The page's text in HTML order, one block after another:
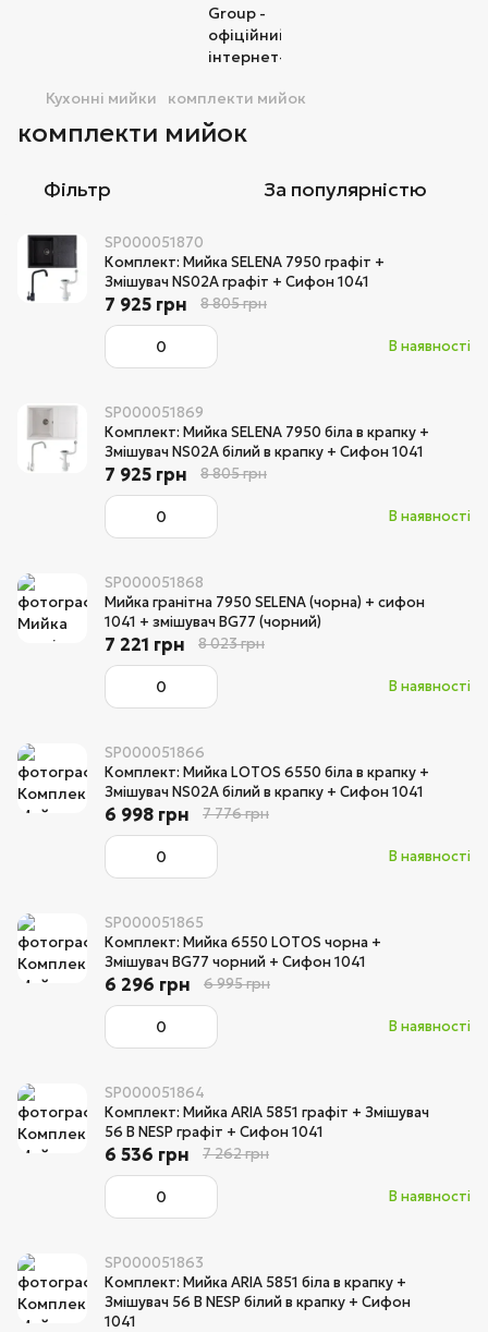
Кухонні мийки комплекти мийок
комплекти мийок
Фільтр За популярністю
SP000051870
Комплект: Мийка SELENA 7950 графіт +
Змішувач NS02A графіт + Сифон 1041
В наявності
7 925 грн 8 805 грн
SP000051869
Комплект: Мийка SELENA 7950 біла в крапку +
Змішувач NS02A білий в крапку + Сифон 1041
В наявності
7 925 грн 8 805 грн
SP000051868
Мийка гранітна 7950 SELENA (чорна) + сифон
1041 + змішувач BG77 (чорний)
В наявності
7 221 грн 8 023 грн
SP000051866
Комплект: Мийка LOTOS 6550 біла в крапку +
Змішувач NS02A білий в крапку + Сифон 1041
В наявності
6 998 грн 7 776 грн
SP000051865
Комплект: Мийка 6550 LOTOS чорна +
Змішувач BG77 чорний + Сифон 1041
В наявності
6 296 грн 6 995 грн
SP000051864
Комплект: Мийка ARIA 5851 графіт + Змішувач
56 B NESP графіт + Сифон 1041
В наявності
6 536 грн 7 262 грн
SP000051863
Комплект: Мийка ARIA 5851 біла в крапку +
Змішувач 56 B NESP білий в крапку + Сифон
1041